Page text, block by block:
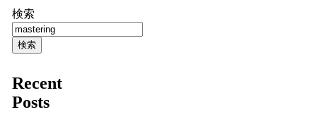
検索
検索
Recent
Posts